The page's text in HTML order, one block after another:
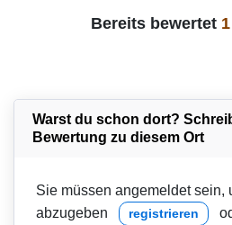
Bereits bewertet
Warst du schon dort?
Bewertung zu diesem Ort
Sie müssen angemeldet sein,
abzugeben
registrieren